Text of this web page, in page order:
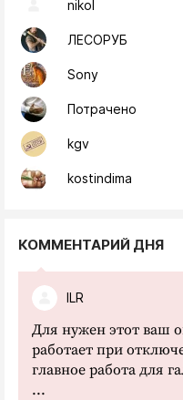
nikol
ЛЕСОРУБ
Sony
Потрачено
kgv
kostindima
КОММЕНТАРИЙ ДНЯ
ILR
Для нужен этот ваш
работает при
главное работа для
...